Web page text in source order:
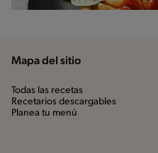
Mapa del sitio
Todas las recetas
Recetarios descargables
Planea tu menú